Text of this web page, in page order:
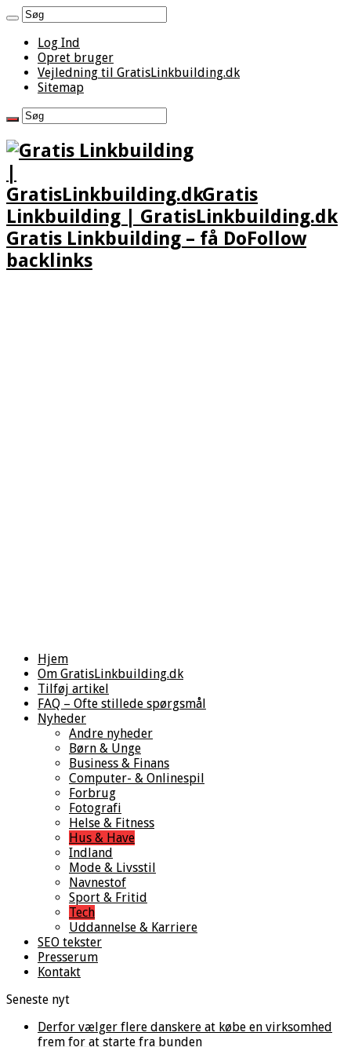
Log Ind
Opret bruger
Vejledning til GratisLinkbuilding.dk
Sitemap
Gratis
Linkbuilding | GratisLinkbuilding.dk
Gratis Linkbuilding – få DoFollow
backlinks
Hjem
Om GratisLinkbuilding.dk
Tilføj artikel
FAQ – Ofte stillede spørgsmål
Nyheder
Andre nyheder
Børn & Unge
Business & Finans
Computer- & Onlinespil
Forbrug
Fotografi
Helse & Fitness
Hus & Have
Indland
Mode & Livsstil
Navnestof
Sport & Fritid
Tech
Uddannelse & Karriere
SEO tekster
Presserum
Kontakt
Seneste nyt
Derfor vælger flere danskere at købe en virksomhed
frem for at starte fra bunden